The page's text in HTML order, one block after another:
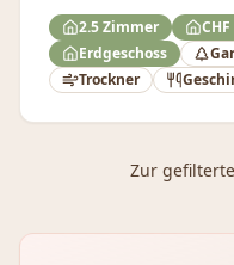
2.5 Zimmer
Erdgeschoss
Trockner
Zur